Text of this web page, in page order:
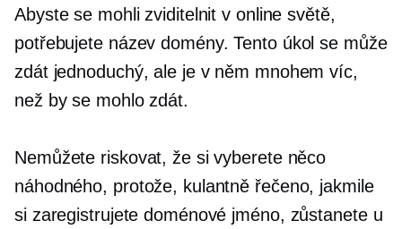
Abyste se mohli zviditelnit v online světě,
potřebujete název domény. Tento úkol se může
zdát jednoduchý, ale je v něm mnohem víc,
než by se mohlo zdát.
Nemůžete riskovat, že si vyberete něco
náhodného, ​​protože, kulantně řečeno, jakmile
si zaregistrujete doménové jméno, zůstanete u